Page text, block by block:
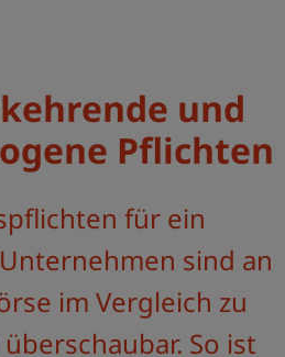
und
Pflichten
für ein
sind an
im Vergleich zu
So ist